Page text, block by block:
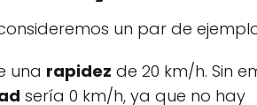
un par de
una rapidez de 20 km/h. Sin
sería 0 km/h, ya que no hay